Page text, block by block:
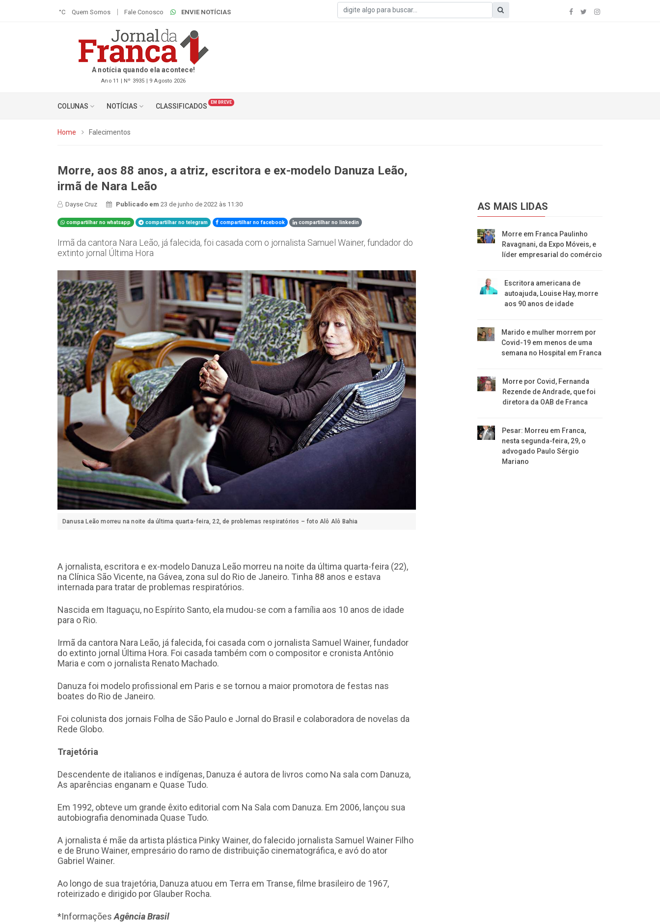
°C Quem Somos Fale Conosco ENVIE NOTÍCIAS
A notícia quando ela acontece!
Ano 11 | Nº 3935 | 9 Agosto 2026
COLUNAS NOTÍCIAS CLASSIFICADOS EM BREVE
Home Falecimentos
Morre, aos 88 anos, a atriz, escritora e ex-modelo Danuza Leão,
irmã de Nara Leão
Dayse Cruz Publicado em23 de junho de 2022 às 11:30
compartilhar no whatsapp compartilhar no telegram compartilhar no facebook compartilhar no linkedin
Irmã da cantora Nara Leão, já falecida, foi casada com o jornalista Samuel Wainer, fundador do
extinto jornal Última Hora
Danusa Leão morreu na noite da última quarta-feira, 22, de problemas respiratórios – foto Alô Alô Bahia
A jornalista, escritora e ex-modelo Danuza Leão morreu na noite da última quarta-feira (22),
na Clínica São Vicente, na Gávea, zona sul do Rio de Janeiro. Tinha 88 anos e estava
internada para tratar de problemas respiratórios.
Nascida em Itaguaçu, no Espírito Santo, ela mudou-se com a família aos 10 anos de idade
para o Rio.
Irmã da cantora Nara Leão, já falecida, foi casada com o jornalista Samuel Wainer, fundador
do extinto jornal Última Hora. Foi casada também com o compositor e cronista Antônio
Maria e com o jornalista Renato Machado.
Danuza foi modelo profissional em Paris e se tornou a maior promotora de festas nas
boates do Rio de Janeiro.
Foi colunista dos jornais Folha de São Paulo e Jornal do Brasil e colaboradora de novelas da
Rede Globo.
Trajetória
Descendente de italianos e indígenas, Danuza é autora de livros como Na sala com Danuza,
As aparências enganam e Quase Tudo.
Em 1992, obteve um grande êxito editorial com Na Sala com Danuza. Em 2006, lançou sua
autobiografia denominada Quase Tudo.
A jornalista é mãe da artista plástica Pinky Wainer, do falecido jornalista Samuel Wainer Filho
e de Bruno Wainer, empresário do ramo de distribuição cinematográfica, e avó do ator
Gabriel Wainer.
Ao longo de sua trajetória, Danuza atuou em Terra em Transe, filme brasileiro de 1967,
roteirizado e dirigido por Glauber Rocha.
*InformaçõesAgência Brasil
AS MAIS LIDAS
Morre em Franca Paulinho
Ravagnani, da Expo Móveis, e
líder empresarial do comércio
Escritora americana de
autoajuda, Louise Hay, morre
aos 90 anos de idade
Marido e mulher morrem por
Covid-19 em menos de uma
semana no Hospital em Franca
Morre por Covid, Fernanda
Rezende de Andrade, que foi
diretora da OAB de Franca
Pesar: Morreu em Franca,
nesta segunda-feira, 29, o
advogado Paulo Sérgio
Mariano